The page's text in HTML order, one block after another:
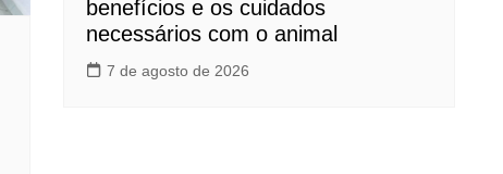
benefícios e os cuidados
necessários com o animal
7 de agosto de 2026